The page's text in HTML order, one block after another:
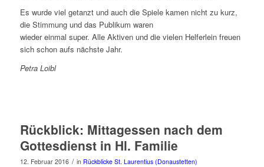
Es wurde viel getanzt und auch die Spiele kamen nicht zu kurz,
die Stimmung und das Publikum waren
wieder einmal super. Alle Aktiven und die vielen Helferlein freuen
sich schon aufs nächste Jahr.
Petra Loibl
Rückblick: Mittagessen nach dem
Gottesdienst in Hl. Familie
12. Februar 2016 / in Rückblicke St. Laurentius (Donaustetten)